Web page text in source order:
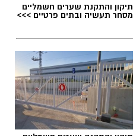
תיקון והתקנת שערים חשמליים
מסחר תעשיה ובתים פרטיים >>>